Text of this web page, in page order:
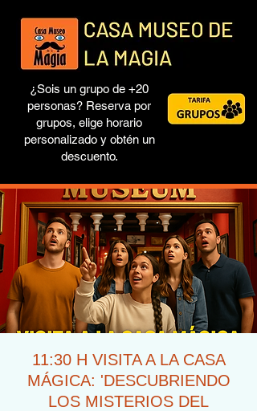
¿Sois un grupo de +20
personas? Reserva por
grupos, elige horario
personalizado y obtén un
descuento.
11:30 H VISITA A LA CASA
MÁGICA: 'DESCUBRIENDO
LOS MISTERIOS DEL